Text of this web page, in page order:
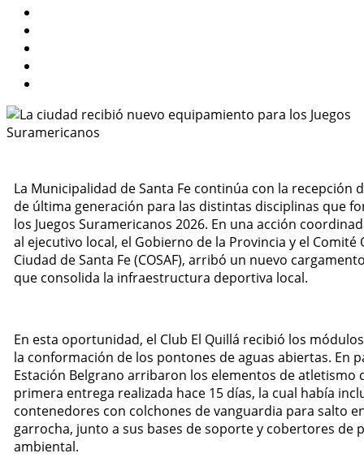
La Municipalidad de Santa Fe continúa con la recepción
de última generación para las distintas disciplinas que
los Juegos Suramericanos 2026. En una acción
al ejecutivo local, el Gobierno de la Provincia y el Comité
Ciudad de Santa Fe (COSAF), arribó un nuevo
que consolida la infraestructura deportiva local.
En esta oportunidad, el Club El Quillá recibió los
la conformación de los pontones de aguas abiertas. En
Estación Belgrano arribaron los elementos de atletismo
primera entrega realizada hace 15 días, la cual había
contenedores con colchones de vanguardia para salto
garrocha, junto a sus bases de soporte y cobertores de
ambiental.